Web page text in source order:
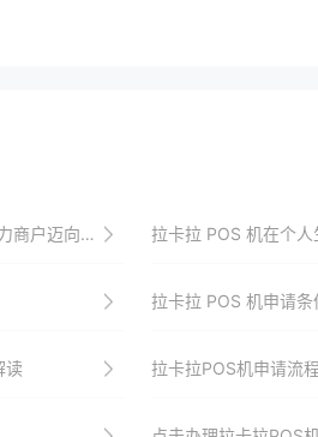
迈向成功 拉卡拉 POS 机在个
拉卡拉 POS 机申请条
读 拉卡拉POS机申请流